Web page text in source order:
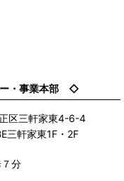
・事業本部 ◇
三軒家東4-6-4
1F・2F
分